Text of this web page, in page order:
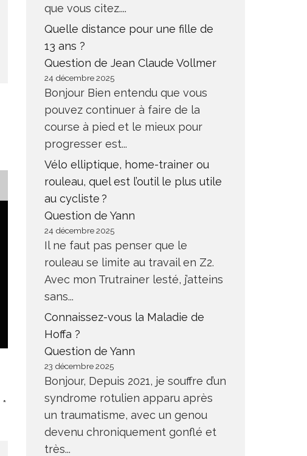
PROGRAMME DU MOIS
D’OCTOBRE
ENTRAÎNEMENT
ENTRAÎNEMENT RUNNING
PROGRESSER
*
que vous citez....
Quelle distance pour une fille de
13 ans ?
Question de Jean Claude Vollmer
24 décembre 2025
Bonjour Bien entendu que vous
pouvez continuer à faire de la
course à pied et le mieux pour
progresser est...
Vélo elliptique, home-trainer ou
rouleau, quel est l’outil le plus utile
au cycliste ?
Question de Yann
24 décembre 2025
Il ne faut pas penser que le
rouleau se limite au travail en Z2.
Avec mon Trutrainer lesté, j’atteins
sans...
Connaissez-vous la Maladie de
Hoffa ?
Question de Yann
23 décembre 2025
Bonjour, Depuis 2021, je souffre d’un
syndrome rotulien apparu après
un traumatisme, avec un genou
devenu chroniquement gonflé et
très...